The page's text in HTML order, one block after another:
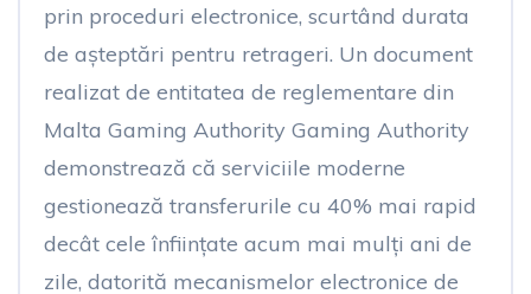
prin proceduri electronice, scurtând durata
de așteptări pentru retrageri. Un document
realizat de entitatea de reglementare din
Malta Gaming Authority Gaming Authority
demonstrează că serviciile moderne
gestionează transferurile cu 40% mai rapid
decât cele înființate acum mai mulți ani de
zile, datorită mecanismelor electronice de